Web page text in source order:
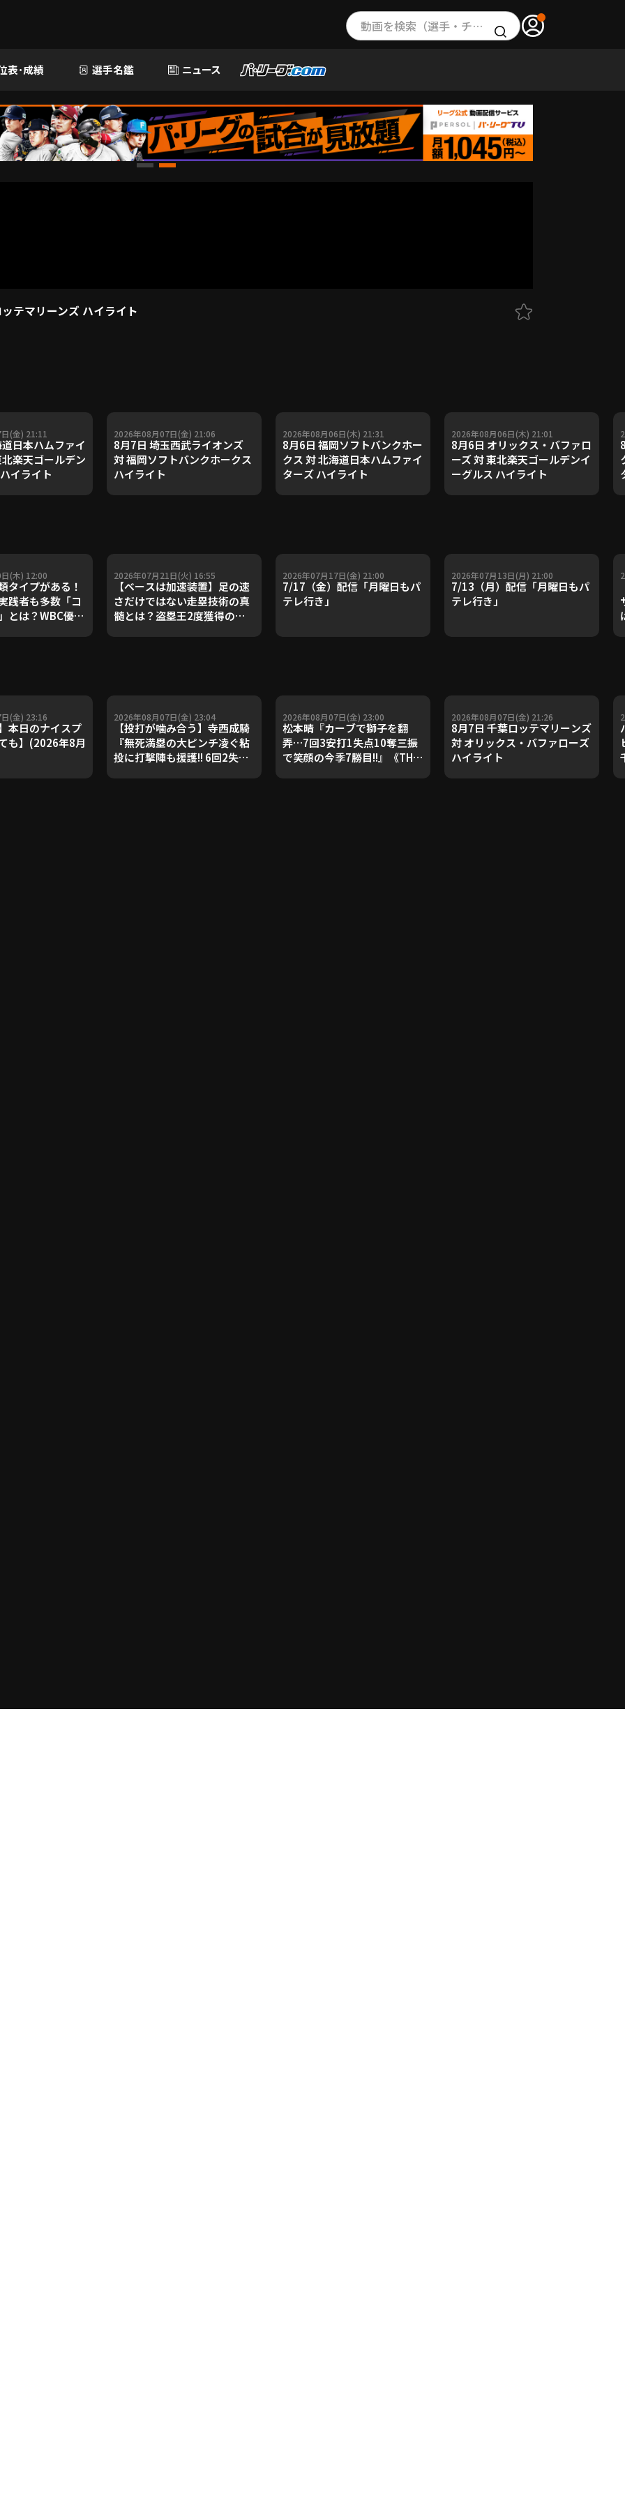
動画を検索（選手・チーム・プレー内容…）
表･成績 選手名鑑 ニュース
テマリーンズ ハイライト
(金) 21:11
日本ハムファイ
楽天ゴールデン
イライト
2026年08月07日(金) 21:06
8月7日 埼玉西武ライオンズ
対 福岡ソフトバンクホークス
ハイライト
2026年08月06日(木) 21:31
8月6日 福岡ソフトバンクホー
クス 対 北海道日本ハムファイ
ターズ ハイライト
2026年08月06日(木) 21:01
8月6日 オリックス・バファロ
ーズ 対 東北楽天ゴールデンイ
ーグルス ハイライト
(木) 12:00
タイプがある！
践者も多数「コ
とは？WBC優勝
2026年07月21日(火) 16:55
【ベースは加速装置】足の速
さだけではない走塁技術の真
髄とは？盗塁王2度獲得の金
2026年07月17日(金) 21:00
7/17（金）配信「月曜日もパ
テレ行き」
2026年07月13日(月) 21:00
7/13（月）配信「月曜日もパ
テレ行き」
(金) 23:16
本日のナイスプ
も】(2026年8月
2026年08月07日(金) 23:04
【投打が噛み合う】寺西成騎
『無死満塁の大ピンチ凌ぐ粘
投に打撃陣も援護!! 6回2失点
2026年08月07日(金) 23:00
松本晴『カーブで獅子を翻
弄…7回3安打1失点10奪三振
で笑顔の今季7勝目!!』《THE
2026年08月07日(金) 21:26
8月7日 千葉ロッテマリーンズ
対 オリックス・バファローズ
ハイライト